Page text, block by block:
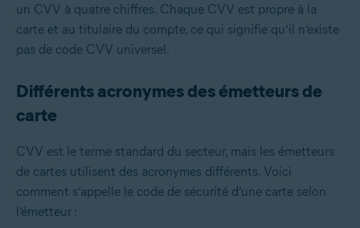
un CVV à quatre chiffres. Chaque CVV est propre à la
carte et au titulaire du compte, ce qui signifie qu’il n’existe
pas de code CVV universel.
Différents acronymes des émetteurs de
carte
CVV est le terme standard du secteur, mais les émetteurs
de cartes utilisent des acronymes différents. Voici
comment s’appelle le code de sécurité d’une carte selon
l’émetteur :